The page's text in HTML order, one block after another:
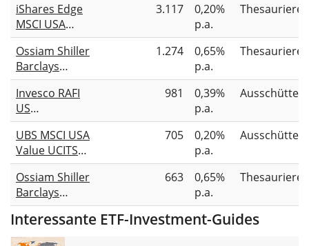
iShares Edge
MSCI USA
Value Factor
UCITS ETF
3.117
0,20%
p.a.
Ossiam Shiller
Barclays
CAPE® US
Sector Value
TR UCITS ETF
1C (USD)
1.274
0,65%
p.a.
Invesco RAFI
US
Fundamental
Value UCITS
ETF Dist
981
0,39%
p.a.
UBS MSCI USA
Value UCITS
ETF USD dis
705
0,20%
p.a.
Ossiam Shiller
Barclays
CAPE® US
Sector Value
TR UCITS ETF
663
0,65%
p.a.
Interessante ETF-Investment-Guides